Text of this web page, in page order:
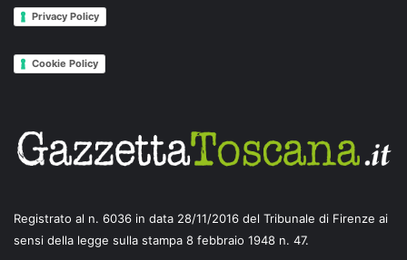
Privacy Policy
Cookie Policy
Registrato al n. 6036 in data 28/11/2016 del Tribunale di Firenze ai
sensi della legge sulla stampa 8 febbraio 1948 n. 47.